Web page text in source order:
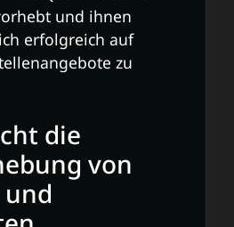
und ihnen
erfolgreich auf
zu
die
von